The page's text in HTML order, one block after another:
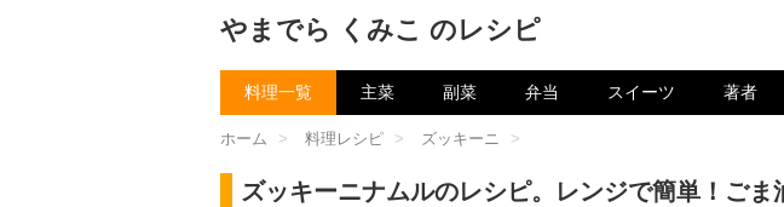
やまでら くみこ のレシピ
料理一覧 主菜 副菜 弁当 スイーツ 著者
ホーム > 料理レシピ > ズッキーニ >
ズッキーニナムルのレシピ。レンジで簡単！ごま